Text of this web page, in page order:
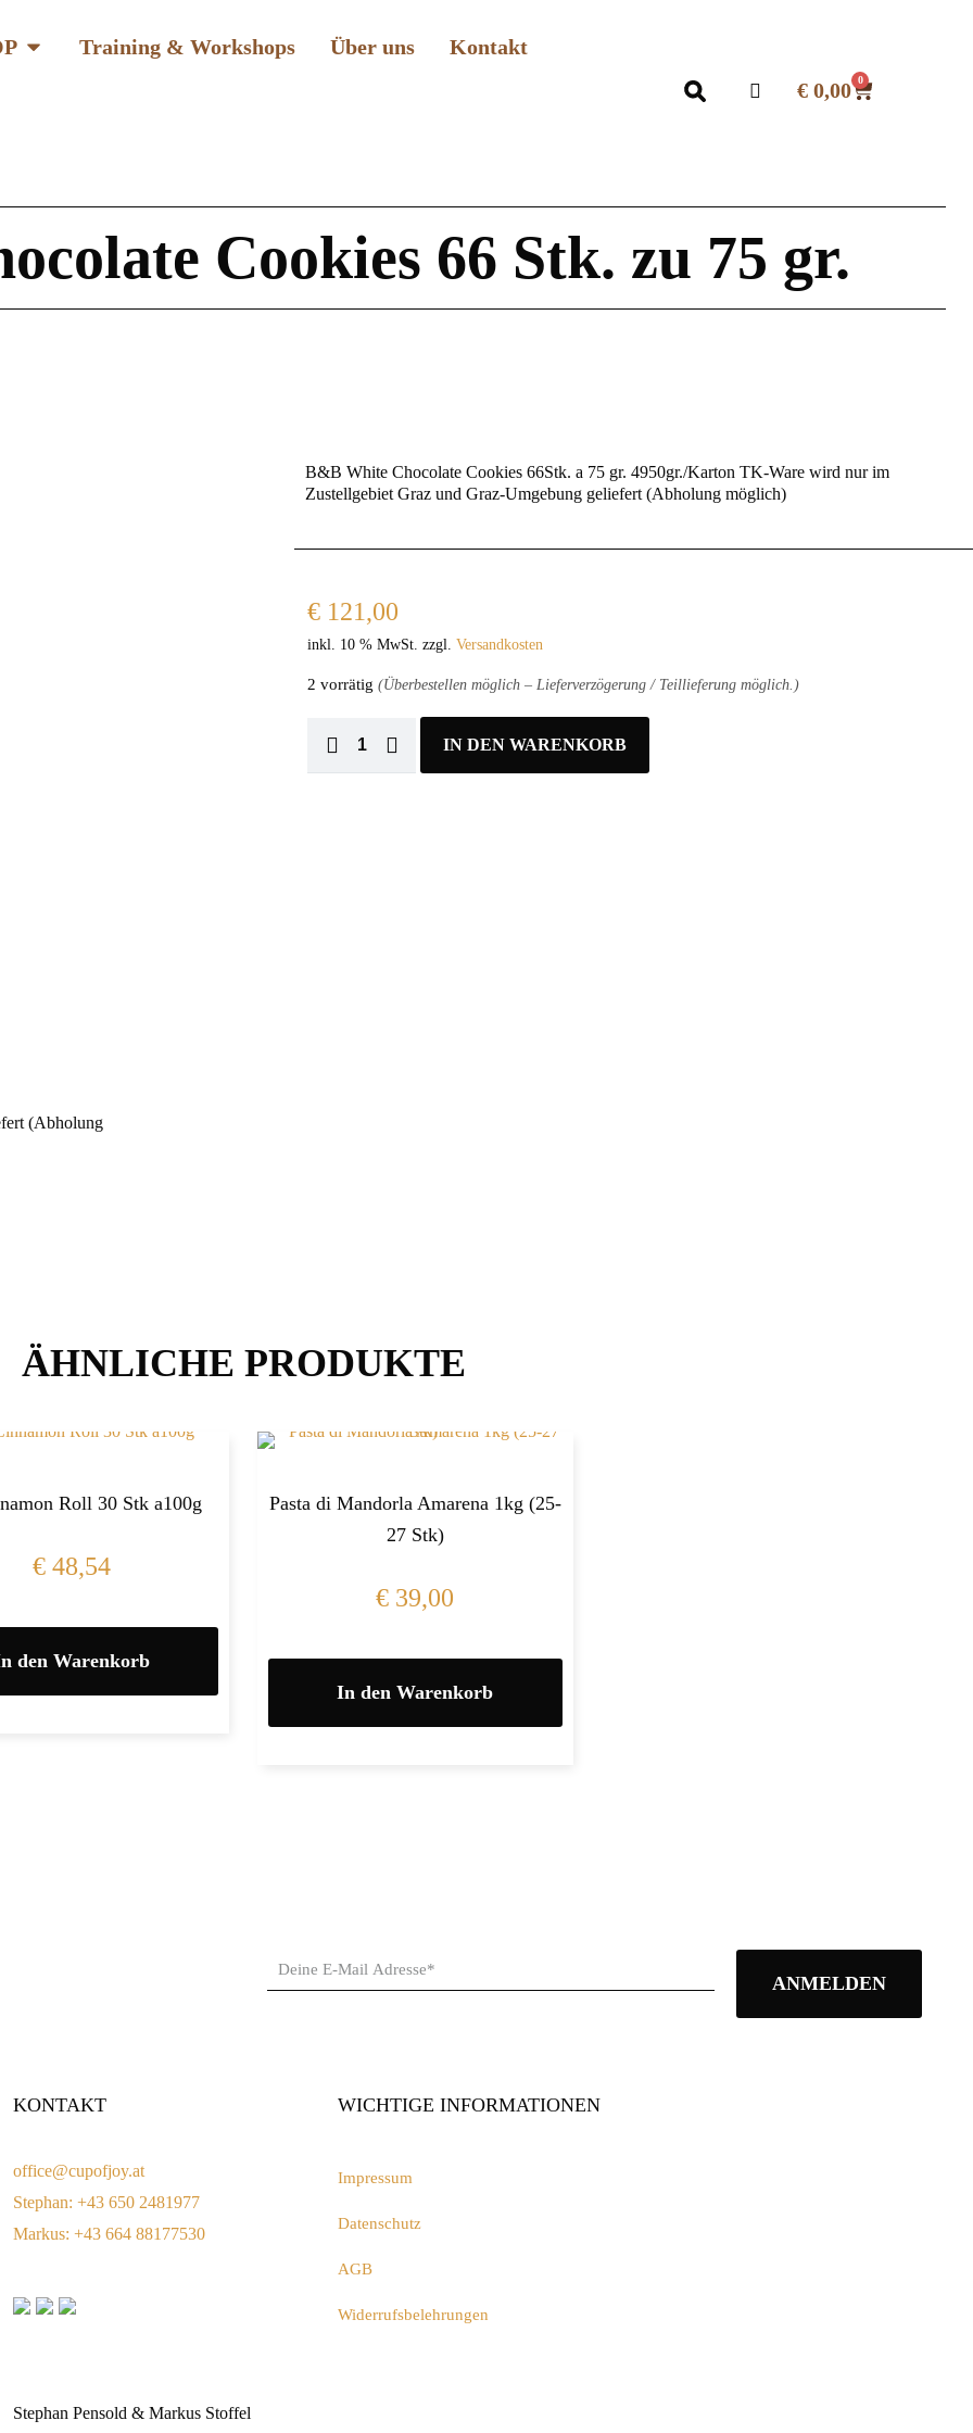
Training & Workshops Über uns
Kontakt
€ 0,00 0
Cookies 66 Stk. zu 75 gr.
B&B White Chocolate Cookies 66Stk. a 75 gr. 4950gr./Karton TK-Ware wird nur im
Zustellgebiet Graz und Graz-Umgebung geliefert (Abholung möglich)
€ 121,00
inkl. 10 % MwSt. zzgl.Versandkosten
2 vorrätig(Überbestellen möglich – Lieferverzögerung / Teillieferung möglich.)
IN DEN WARENKORB
(Abholung
ÄHNLICHE PRODUKTE
Roll 30 Stk a100g
€48,54
den Warenkorb
Pasta di Mandorla Amarena 1kg (25-
27 Stk)
€ 39,00
In den Warenkorb
KONTAKT
office@cupofjoy.at
Stephan: +43 650 2481977
Markus: +43 664 88177530
Stephan Pensold & Markus Stoffel
WICHTIGE INFORMATIONEN
Impressum
Datenschutz
AGB
Widerrufsbelehrungen